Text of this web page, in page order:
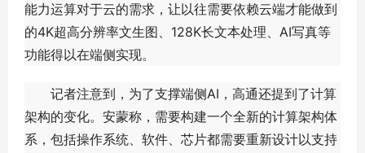
能力运算对于云的需求，让以往需要依赖云端才能做到
的4K超高分辨率文生图、128K长文本处理、AI写真等
功能得以在端侧实现。
记者注意到，为了支撑端侧AI，高通还提到了计算
架构的变化。安蒙称，需要构建一个全新的计算架构体
系，包括操作系统、软件、芯片都需要重新设计以支持